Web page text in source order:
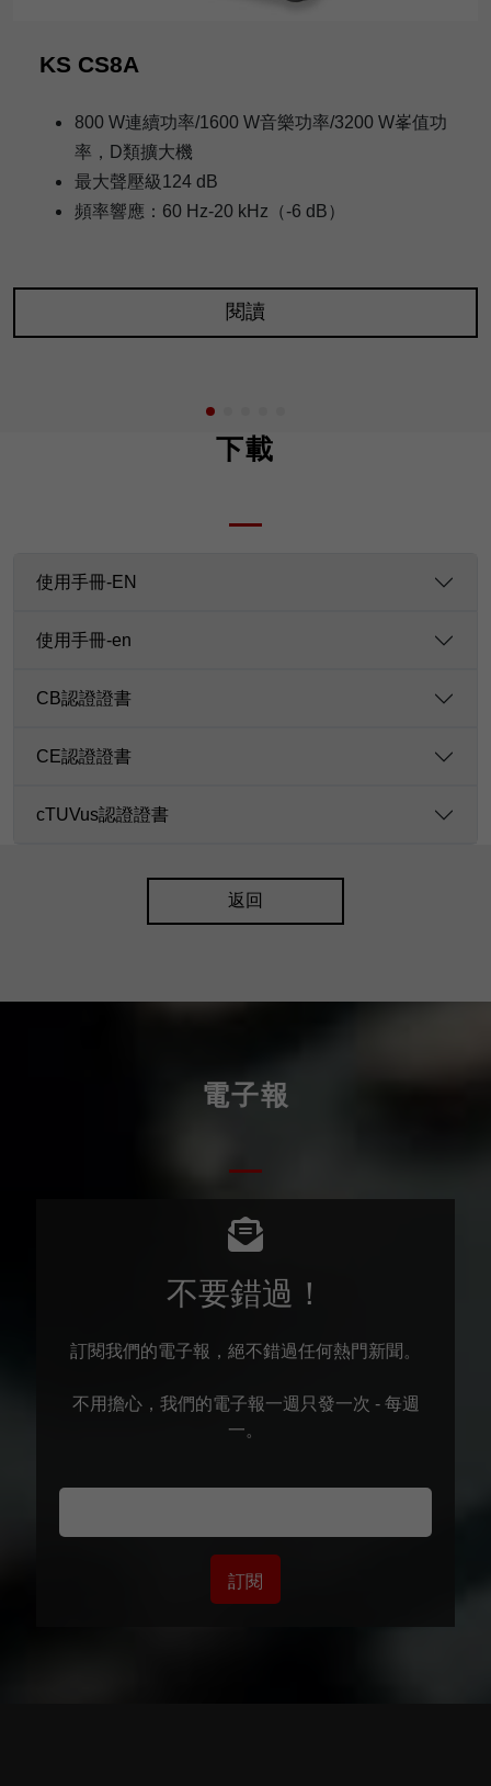
KS CS8A
800 W連續功率/1600 W音樂功率/3200 W峯值功
率，D類擴大機
最大聲壓級124 dB
頻率響應：60 Hz-20 kHz（-6 dB）
閱讀
下載
使用手冊-EN
使用手冊-en
CB認證證書
CE認證證書
cTUVus認證證書
返回
電子報
不要錯過！
訂閱我們的電子報，絕不錯過任何熱門新聞。
不用擔心，我們的電子報一週只發一次 - 每週
一。
訂閱